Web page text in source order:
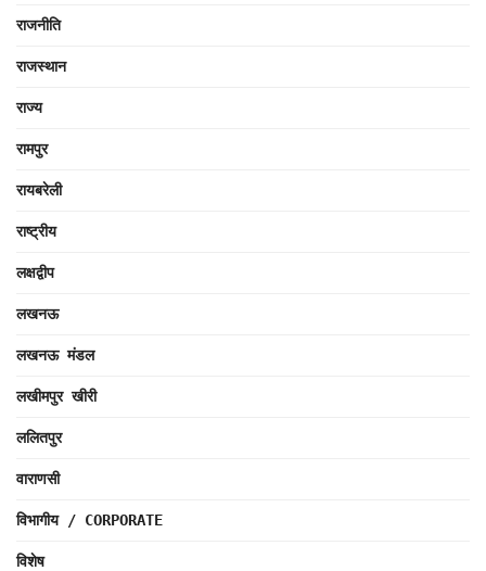
राजनीति
राजस्थान
राज्य
रामपुर
रायबरेली
राष्ट्रीय
लक्षद्वीप
लखनऊ
लखनऊ मंडल
लखीमपुर खीरी
ललितपुर
वाराणसी
विभागीय / CORPORATE
विशेष